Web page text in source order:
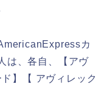
カ
は、各自、【アヴ
】【 アヴィレック